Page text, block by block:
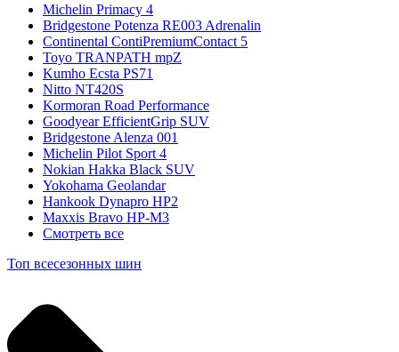
Michelin Primacy 4
Bridgestone Potenza RE003 Adrenalin
Continental ContiPremiumContact 5
Toyo TRANPATH mpZ
Kumho Ecsta PS71
Nitto NT420S
Kormoran Road Performance
Goodyear EfficientGrip SUV
Bridgestone Alenza 001
Michelin Pilot Sport 4
Nokian Hakka Black SUV
Yokohama Geolandar
Hankook Dynapro HP2
Maxxis Bravo HP-M3
Смотреть все
Топ всесезонных шин